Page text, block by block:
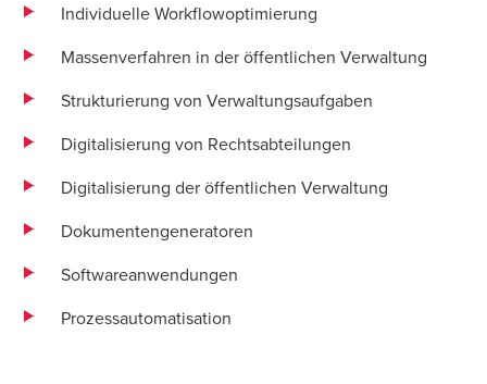
Individuelle Workflowoptimierung
Massenverfahren in der öffentlichen Verwaltung
Strukturierung von Verwaltungsaufgaben
Digitalisierung von Rechtsabteilungen
Digitalisierung der öffentlichen Verwaltung
Dokumentengeneratoren
Softwareanwendungen
Prozessautomatisation